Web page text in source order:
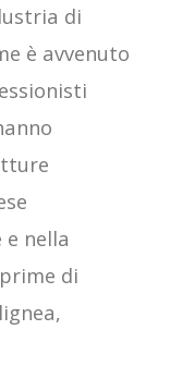
di
è avvenuto
nella
di